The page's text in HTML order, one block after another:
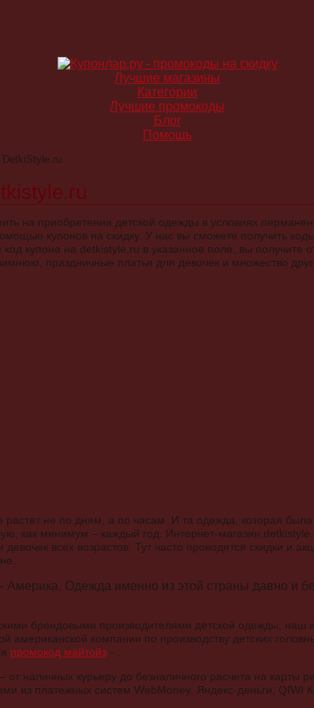
DetkiStyle.ru
на приобретении детской одежды в условиях
купонов на скидку. У нас вы сможете получить
купона на detkistyle.ru в указанное поле, вы получите
праздничные платья для девочек и множество
растет не по дням, а по часам. И та одежда, которая
как минимум – каждый год. Интернет-магазин
всех возрастов. Тут часто проводятся скидки и
Одежда именно из этой страны давно и
брендовыми производителями детской одежды, наш
американской компании по производству детских
промокод майтойз - .
от наличных курьеру до безналичного расчета на карты
из платежных систем WebMoney, Яндекс-деньги, QIWI
Лучшие магазины
Категории
Лучшие промокоды
Блог
Помощь